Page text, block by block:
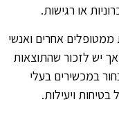
או רגישות.
ממטופלים אחרים ואנשי
יש לזכור שהתוצאות
במכשירים בעלי
בטיחות ויעילות.